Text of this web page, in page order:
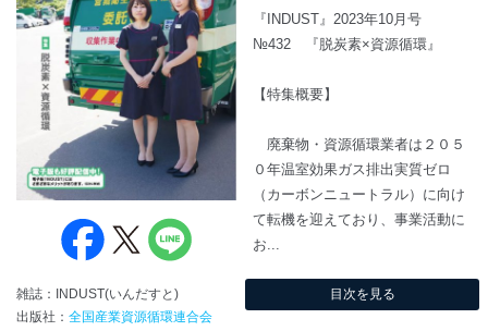
雑誌：INDUST(いんだすと)
出版社： 全国産業資源循環連合会
『INDUST』2023年10月号
№432 『脱炭素×資源循環』
【特集概要】
廃棄物・資源循環業者は２０５
０年温室効果ガス排出実質ゼロ
（カーボンニュートラル）に向け
て転機を迎えており、事業活動に
お...
目次を見る